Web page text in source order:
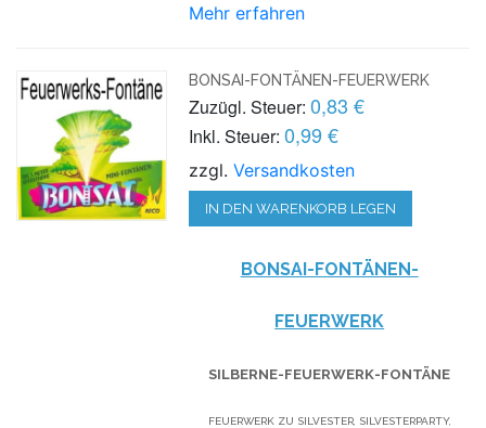
Mehr erfahren
BONSAI-FONTÄNEN-FEUERWERK
Zuzügl. Steuer: 0,83 €
Inkl. Steuer: 0,99 €
zzgl.Versandkosten
IN DEN WARENKORB LEGEN
BONSAI-FONTÄNEN-
FEUERWERK
SILBERNE-FEUERWERK-FONTÄNE
FEUERWERK ZU SILVESTER, SILVESTERPARTY,